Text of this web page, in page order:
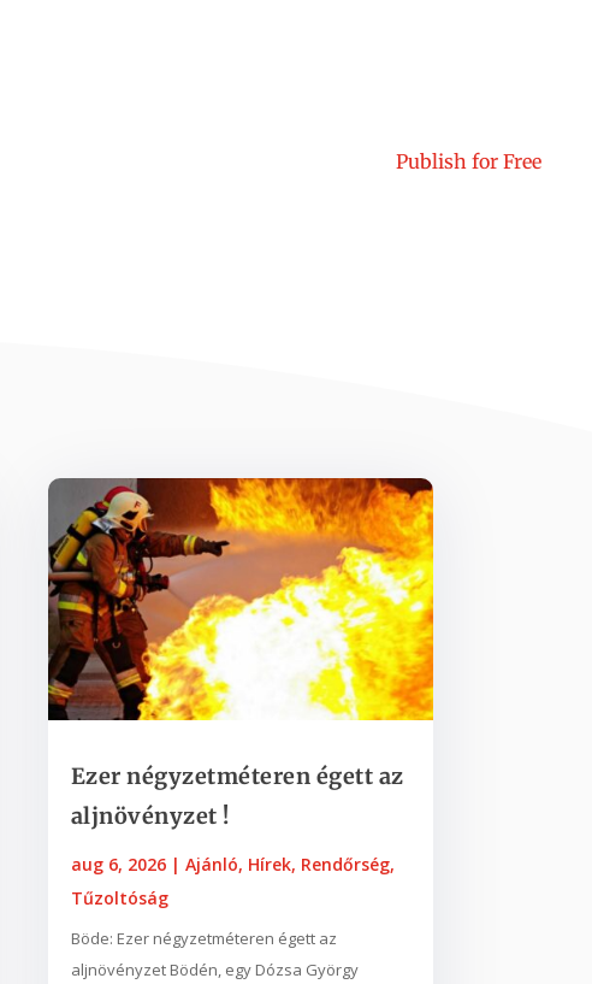
Publish for Free
Ezer négyzetméteren égett az
aljnövényzet !
aug 6, 2026| Ajánló, Hírek, Rendőrség,
Tűzoltóság
Böde: Ezer négyzetméteren égett az
aljnövényzet Bödén, egy Dózsa György